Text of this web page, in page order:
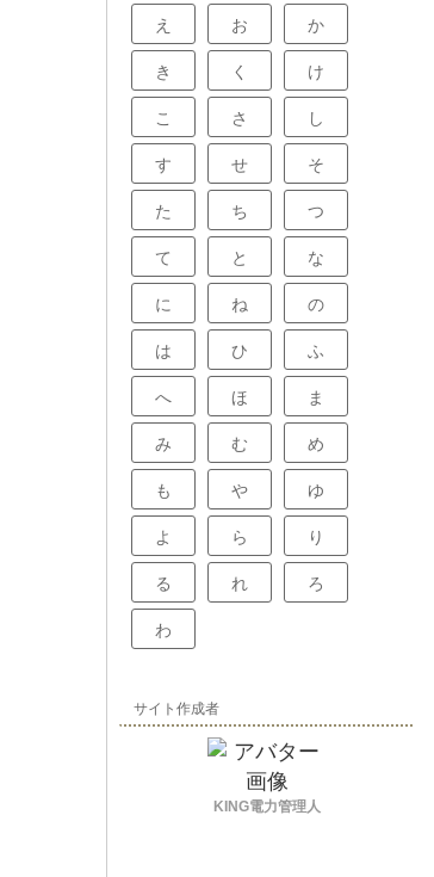
え お か
き く け
こ さ し
す せ そ
た ち つ
て と な
に ね の
は ひ ふ
へ ほ ま
み む め
も や ゆ
よ ら り
る れ ろ
わ
サイト作成者
KING電力管理人